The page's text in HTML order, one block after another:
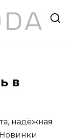
в
надёжная